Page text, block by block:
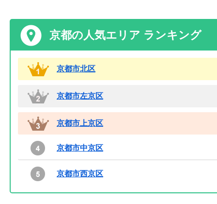
京都の人気エリア ランキング
京都市北区
京都市左京区
京都市上京区
京都市中京区
京都市西京区